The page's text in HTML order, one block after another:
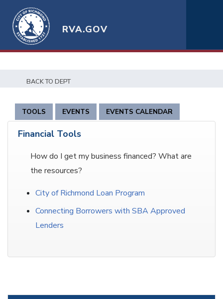
RVA.GOV
BACK TO DEPT
TOOLS EVENTS EVENTS CALENDAR
Financial Tools
How do I get my business financed? What are
the resources?
City of Richmond Loan Program
Connecting Borrowers with SBA Approved
Lenders